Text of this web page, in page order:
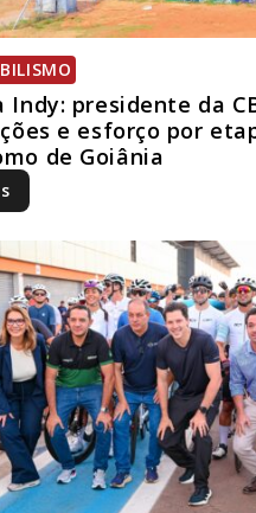
Indy: presidente da
e esforço por
de Goiânia